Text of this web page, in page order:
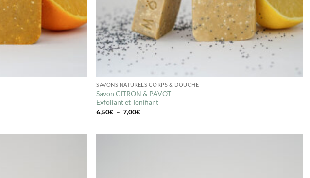
SAVONS NATURELS CORPS & DOUCHE
Savon CITRON & PAVOT
Exfoliant et Tonifiant
6,50€ – 7,00€Plage